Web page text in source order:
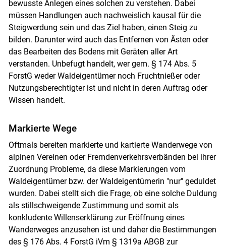
Skip to main content
bewusste Anlegen eines solchen zu verstehen. Dabei
müssen Handlungen auch nachweislich kausal für die
Steigwerdung sein und das Ziel haben, einen Steig zu
bilden. Darunter wird auch das Entfernen von Ästen oder
das Bearbeiten des Bodens mit Geräten aller Art
verstanden. Unbefugt handelt, wer gem. § 174 Abs. 5
ForstG weder Waldeigentümer noch Fruchtnießer oder
Nutzungsberechtigter ist und nicht in deren Auftrag oder
Wissen handelt.
Markierte Wege
Oftmals bereiten markierte und kartierte Wanderwege von
alpinen Vereinen oder Fremdenverkehrsverbänden bei ihrer
Zuordnung Probleme, da diese Markierungen vom
Waldeigentümer bzw. der Waldeigentümerin "nur" geduldet
wurden. Dabei stellt sich die Frage, ob eine solche Duldung
als stillschweigende Zustimmung und somit als
konkludente Willenserklärung zur Eröffnung eines
Wanderweges anzusehen ist und daher die Bestimmungen
des § 176 Abs. 4 ForstG iVm § 1319a ABGB zur